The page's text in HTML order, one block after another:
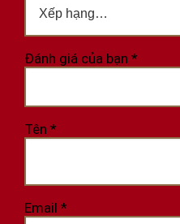
Đánh giá của bạn *
Tên *
Email *